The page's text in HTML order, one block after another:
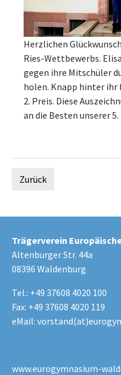
Herzlichen
Ries-Wettbewerbs.
gegen ihre Mitschüler
holen. Knapp hinter
2. Preis. Diese
an die Besten unserer
Zurück
Trägerverein
Altenburger Str. 44a
08396 Waldenburg
Tel.: +49 37608 4020 100
Fax: +49 37608 4020 119
eMail:
www.eurogymnasium-